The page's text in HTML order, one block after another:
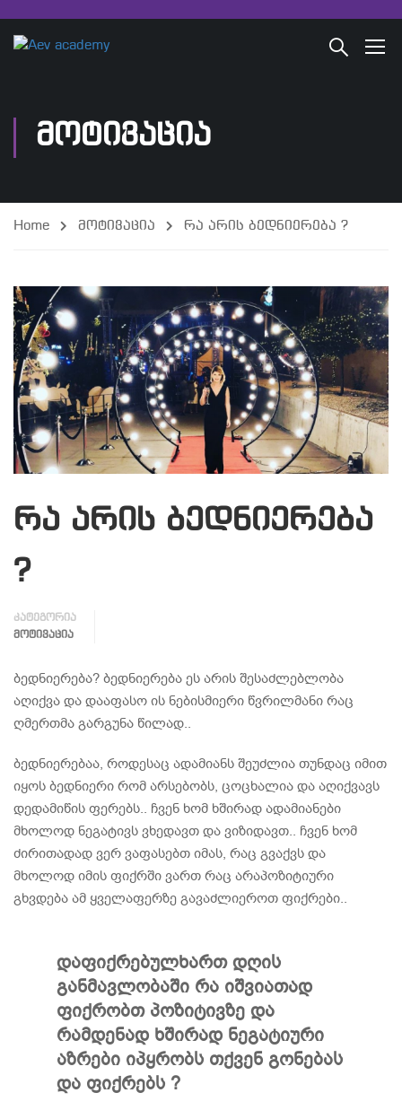
ᲛᲝᲢᲘᲕᲐᲪᲘᲐ
Home მოტივაცია რა არის ბედნიერება ?
რა არის ბედნიერება
?
კატეგორია
ᲛᲝᲢᲘᲕᲐᲪᲘᲐ
ბედნიერება? ბედნიერება ეს არის შესაძლებლობა
აღიქვა და დააფასო ის ნებისმიერი წვრილმანი რაც
ღმერთმა გარგუნა წილად..
ბედნიერებაა, როდესაც ადამიანს შეუძლია თუნდაც იმით
იყოს ბედნიერი რომ არსებობს, ცოცხალია და აღიქვავს
დედამიწის ფერებს.. ჩვენ ხომ ხშირად ადამიანები
მხოლოდ ნეგატივს ვხედავთ და ვიზიდავთ.. ჩვენ ხომ
ძირითადად ვერ ვაფასებთ იმას, რაც გვაქვს და
მხოლოდ იმის ფიქრში ვართ რაც არაპოზიტიური
გხვდება ამ ყველაფერზე გავაძლიეროთ ფიქრები..
დაფიქრებულხართ დღის
განმავლობაში რა იშვიათად
ფიქრობთ პოზიტივზე და
რამდენად ხშირად ნეგატიური
აზრები იპყრობს თქვენ გონებას
და ფიქრებს ?